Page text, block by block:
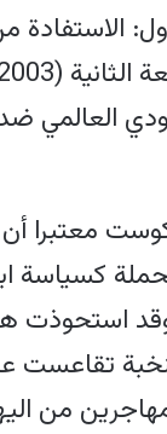
الاستفادة
العالمي
معتبرا أن
كسياسة
استحوذت
تقاعست
من